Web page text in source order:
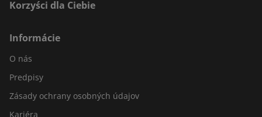
Korzyści dla Ciebie
Informácie
O nás
Predpisy
Zásady ochrany osobných údajov
Kariéra